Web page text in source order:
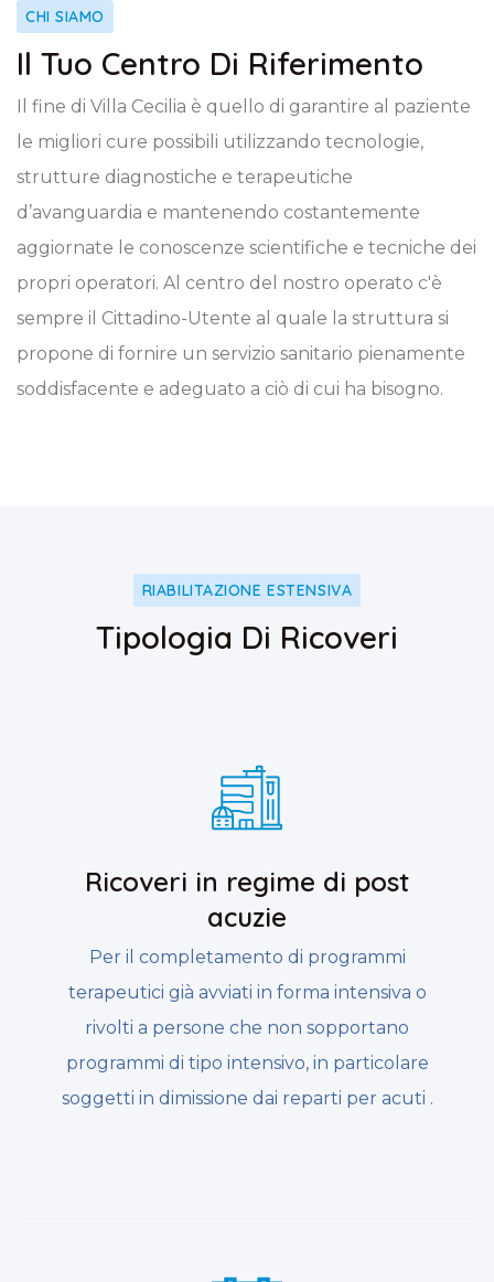
CHI SIAMO
Il Tuo Centro Di Riferimento
Il fine di Villa Cecilia è quello di garantire al paziente
le migliori cure possibili utilizzando tecnologie,
strutture diagnostiche e terapeutiche
d’avanguardia e mantenendo costantemente
aggiornate le conoscenze scientifiche e tecniche dei
propri operatori. Al centro del nostro operato c'è
sempre il Cittadino-Utente al quale la struttura si
propone di fornire un servizio sanitario pienamente
soddisfacente e adeguato a ciò di cui ha bisogno.
RIABILITAZIONE ESTENSIVA
Tipologia Di Ricoveri
Ricoveri in regime di post
acuzie
Per il completamento di programmi
terapeutici già avviati in forma intensiva o
rivolti a persone che non sopportano
programmi di tipo intensivo, in particolare
soggetti in dimissione dai reparti per acuti .